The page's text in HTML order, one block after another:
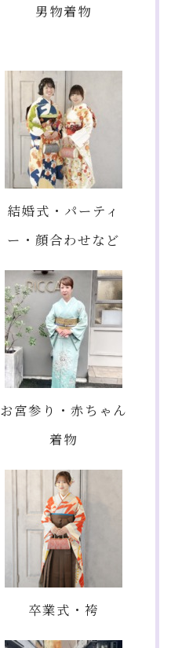
男物着物
結婚式・パーティ
ー・顔合わせなど
お宮参り・赤ちゃん
着物
卒業式・袴